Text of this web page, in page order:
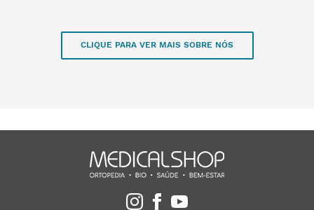
CLIQUE PARA VER MAIS SOBRE NÓS